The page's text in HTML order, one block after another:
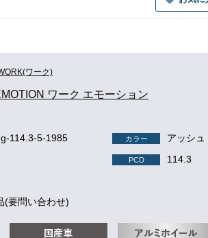
ワーク)
ワーク エモーション
114.3-5-1985 カラー アッシュ
PCD 114.3
(要問い合わせ)